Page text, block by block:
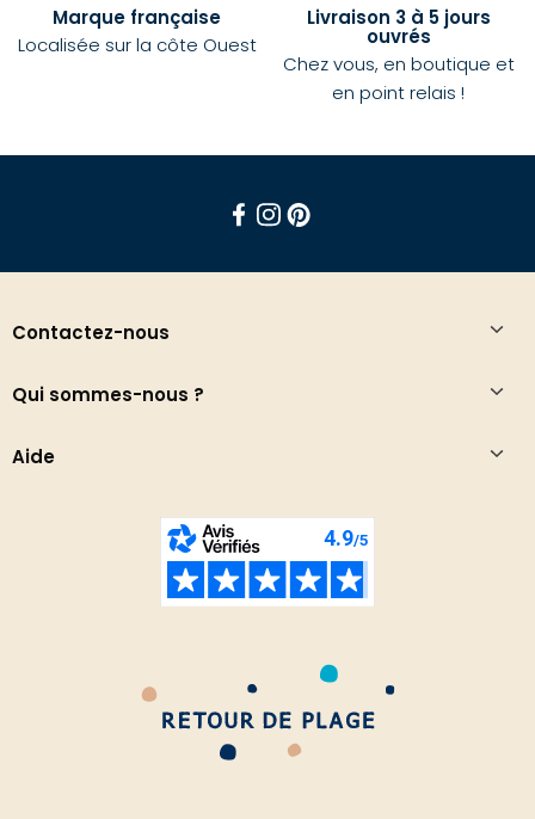
Marque française
Localisée sur la côte Ouest
Livraison 3 à 5 jours
ouvrés
Chez vous, en boutique et
en point relais !
Contactez-nous
Qui sommes-nous ?
Aide